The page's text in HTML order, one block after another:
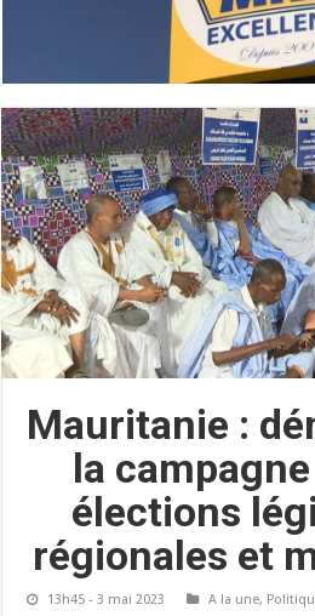
Mauritanie :
la
élections
régionales et
13h45 - 3 mai 2023 A la une,